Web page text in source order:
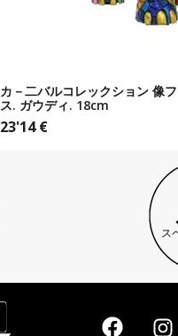
カ－二バルコレックション 像
ス. ガウディ. 18cm
23'14€
ス